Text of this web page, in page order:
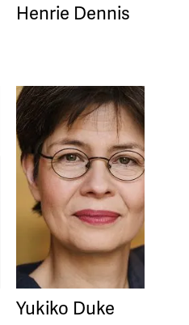
Henrie Dennis
Yukiko Duke